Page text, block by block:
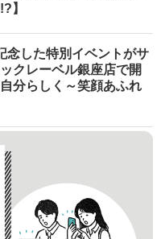
】
念した特別イベントがサ
クレーベル銀座店で開
分らしく～笑顔あふれ